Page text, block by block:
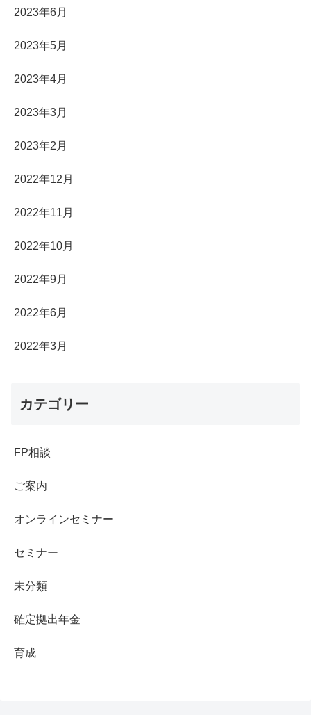
2023年6月
2023年5月
2023年4月
2023年3月
2023年2月
2022年12月
2022年11月
2022年10月
2022年9月
2022年6月
2022年3月
カテゴリー
FP相談
ご案内
オンラインセミナー
セミナー
未分類
確定拠出年金
育成